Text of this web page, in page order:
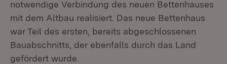
notwendige Verbindung des neuen Bettenhauses
mit dem Altbau realisiert. Das neue Bettenhaus
war Teil des ersten, bereits abgeschlossenen
Bauabschnitts, der ebenfalls durch das Land
gefördert wurde.